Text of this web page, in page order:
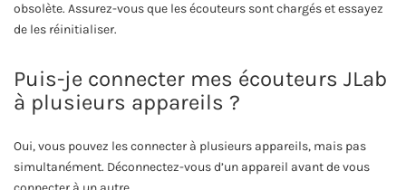
obsolète. Assurez-vous que les écouteurs sont chargés et essayez
de les réinitialiser.
Puis-je connecter mes écouteurs JLab
à plusieurs appareils ?
Oui, vous pouvez les connecter à plusieurs appareils, mais pas
simultanément. Déconnectez-vous d’un appareil avant de vous